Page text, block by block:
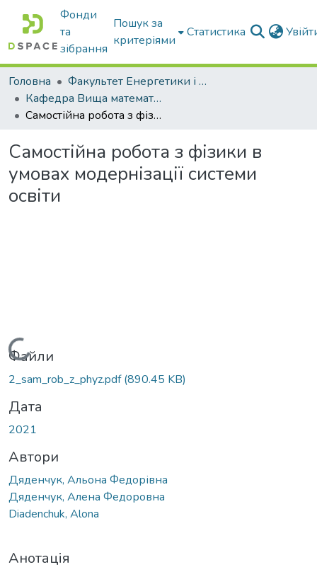
Фонди
та
зібрання
Пошук за
критеріями
Статистика
Головна
Факультет Енергетики і комп'ютерних технологій
Кафедра Вища математика та фізика
Самостійна робота з фізики в умовах модернізації системи освіти
Самостійна робота з фізики в
умовах модернізації системи
освіти
Вантажиться...
Файли
2_sam_rob_z_phyz.pdf(890.45 KB)
Дата
2021
Автори
Дяденчук, Альона Федорівна
Дяденчук, Алена Федоровна
Diadenchuk, Alona
Анотація